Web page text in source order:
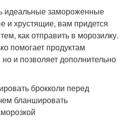
идеальные замороженные
и хрустящие, вам придется
как отправить в морозилку.
помогает продуктам
и позволяет дополнительно